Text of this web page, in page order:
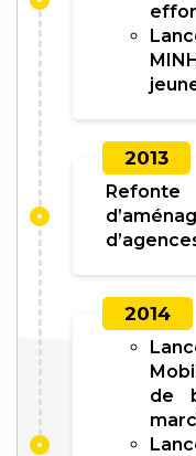
2013
2014
de